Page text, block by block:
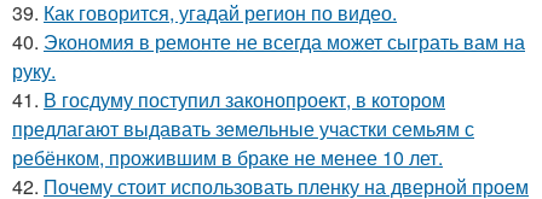
39. Как говорится, угадай регион по видео.
40. Экономия в ремонте не всегда может сыграть вам на
руку.
41. В госдуму поступил законопроект, в котором
предлагают выдавать земельные участки семьям с
ребёнком, прожившим в браке не менее 10 лет.
42. Почему стоит использовать пленку на дверной проем